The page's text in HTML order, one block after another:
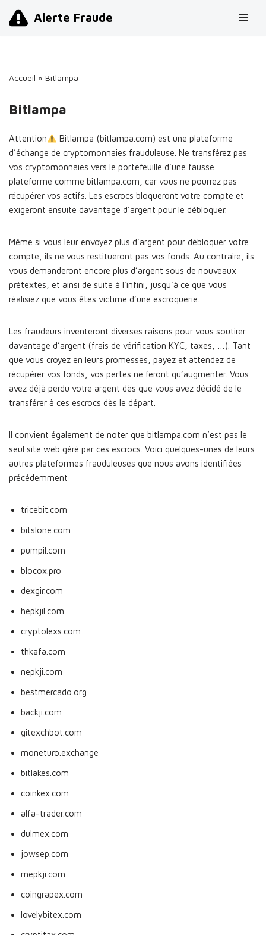
Alerte Fraude
Accueil » Bitlampa
Bitlampa
Attention
Bitlampa (bitlampa.com) est une plateforme
d’échange de cryptomonnaies frauduleuse. Ne transférez pas
vos cryptomonnaies vers le portefeuille d’une fausse
plateforme comme bitlampa.com, car vous ne pourrez pas
récupérer vos actifs. Les escrocs bloqueront votre compte et
exigeront ensuite davantage d’argent pour le débloquer.
Même si vous leur envoyez plus d’argent pour débloquer votre
compte, ils ne vous restitueront pas vos fonds. Au contraire, ils
vous demanderont encore plus d’argent sous de nouveaux
prétextes, et ainsi de suite à l’infini, jusqu’à ce que vous
réalisiez que vous êtes victime d’une escroquerie.
Les fraudeurs inventeront diverses raisons pour vous soutirer
davantage d’argent (frais de vérification KYC, taxes, …). Tant
que vous croyez en leurs promesses, payez et attendez de
récupérer vos fonds, vos pertes ne feront qu’augmenter. Vous
avez déjà perdu votre argent dès que vous avez décidé de le
transférer à ces escrocs dès le départ.
Il convient également de noter que bitlampa.com n’est pas le
seul site web géré par ces escrocs. Voici quelques-unes de leurs
autres plateformes frauduleuses que nous avons identifiées
précédemment:
tricebit.com
bitslone.com
pumpil.com
blocox.pro
dexgir.com
hepkjil.com
cryptolexs.com
thkafa.com
nepkji.com
bestmercado.org
backji.com
gitexchbot.com
moneturo.exchange
bitlakes.com
coinkex.com
alfa-trader.com
dulmex.com
jowsep.com
mepkji.com
coingrapex.com
lovelybitex.com